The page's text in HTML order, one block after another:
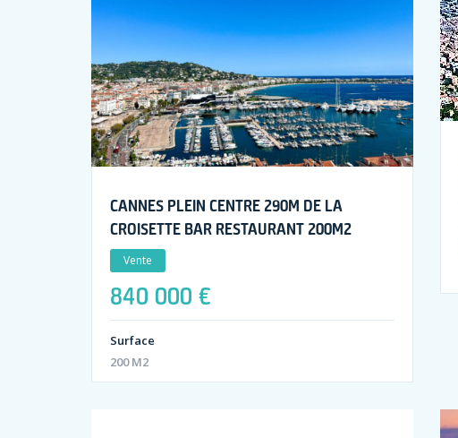
CANNES PLEIN CENTRE 290M DE LA
CROISETTE BAR RESTAURANT 200M2
Vente
840 000 €
Surface
200 M2